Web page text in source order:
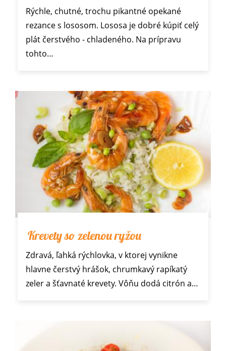
Rýchle, chutné, trochu pikantné opekané
rezance s lososom. Lososa je dobré kúpiť celý
plát čerstvého - chladeného. Na prípravu
tohto…
Krevety so zelenou ryžou
Zdravá, ľahká rýchlovka, v ktorej vynikne
hlavne čerstvý hrášok, chrumkavý rapíkatý
zeler a šťavnaté krevety. Vôňu dodá citrón a…